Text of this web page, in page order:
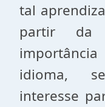
tal
partir da
idioma,
interesse